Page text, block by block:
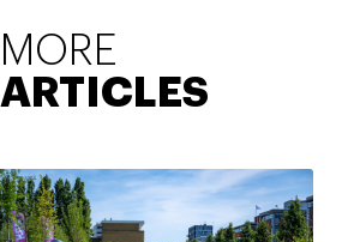
MORE
ARTICLES